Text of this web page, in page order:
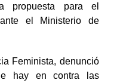
propuesta para el
el Ministerio de
Feminista, denunció
hay en contra las